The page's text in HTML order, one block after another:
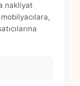
nakliyat